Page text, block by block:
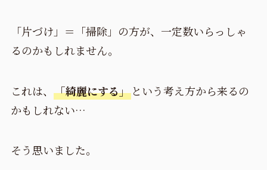
「片づけ」＝「掃除」の方が、一定数いらっしゃ
るのかもしれません。
これは、 「綺麗にする」という考え方から来るの
かもしれない…
そう思いました。